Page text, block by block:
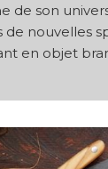
de son
de nouvelles
en objet